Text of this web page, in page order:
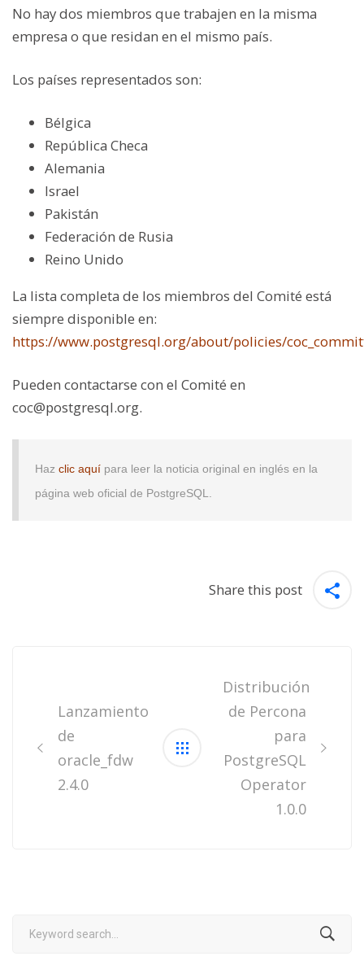
No hay dos miembros que trabajen en la misma
empresa o que residan en el mismo país.
Los países representados son:
Bélgica
República Checa
Alemania
Israel
Pakistán
Federación de Rusia
Reino Unido
La lista completa de los miembros del Comité está
siempre disponible en:
https://www.postgresql.org/about/policies/
Pueden contactarse con el Comité en
coc@postgresql.org.
Haz clic aquí para leer la noticia original en inglés en la
página web oficial de PostgreSQL.
Share this post
Lanzamiento
de
oracle_fdw
2.4.0
Distribución
de Percona
para
PostgreSQL
Operator
1.0.0
Search